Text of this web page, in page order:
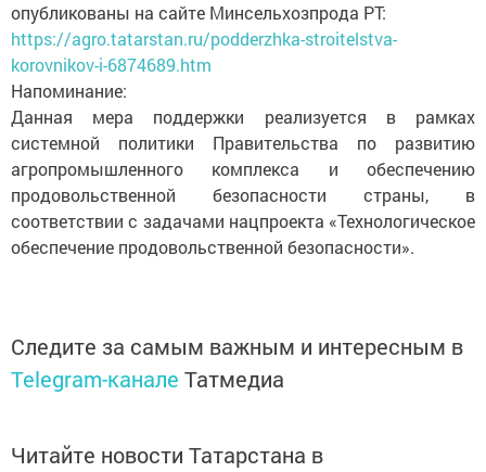
опубликованы на сайте Минсельхозпрода РТ:
https://agro.tatarstan.ru/podderzhka-stroitelstva-
korovnikov-i-6874689.htm
Напоминание:
Данная мера поддержки реализуется в рамках
системной политики Правительства по развитию
агропромышленного комплекса и обеспечению
продовольственной безопасности страны, в
соответствии с задачами нацпроекта «Технологическое
обеспечение продовольственной безопасности».
Следите за самым важным и интересным в
Telegram-канале Татмедиа
Читайте новости Татарстана в